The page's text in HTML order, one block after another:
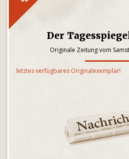
Der
Originale Zeitung vom
letztes verfügbares Originalexemplar!